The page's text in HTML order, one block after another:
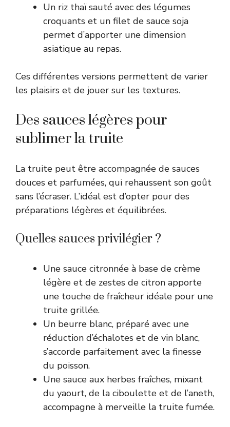
Un riz thaï sauté avec des légumes
croquants et un filet de sauce soja
permet d’apporter une dimension
asiatique au repas.
Ces différentes versions permettent de varier
les plaisirs et de jouer sur les textures.
Des sauces légères pour
sublimer la truite
La truite peut être accompagnée de sauces
douces et parfumées, qui rehaussent son goût
sans l’écraser. L’idéal est d’opter pour des
préparations légères et équilibrées.
Quelles sauces privilégier ?
Une sauce citronnée à base de crème
légère et de zestes de citron apporte
une touche de fraîcheur idéale pour une
truite grillée.
Un beurre blanc, préparé avec une
réduction d’échalotes et de vin blanc,
s’accorde parfaitement avec la finesse
du poisson.
Une sauce aux herbes fraîches, mixant
du yaourt, de la ciboulette et de l’aneth,
accompagne à merveille la truite fumée.